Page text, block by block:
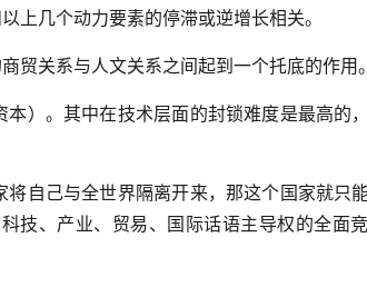
上几个动力要素的停滞或逆增长相关。
贸关系与人文关系之间起到一个托底的作用。
）。其中在技术层面的封锁难度是最高的
自己与全世界隔离开来，那这个国家就只
技、产业、贸易、国际话语主导权的全面